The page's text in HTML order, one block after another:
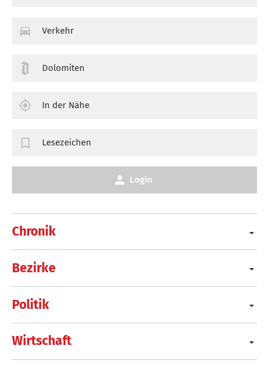
Chronik
Bezirke
Politik
Wirtschaft
Verkehr
Dolomiten
In der Nähe
Lesezeichen
Login